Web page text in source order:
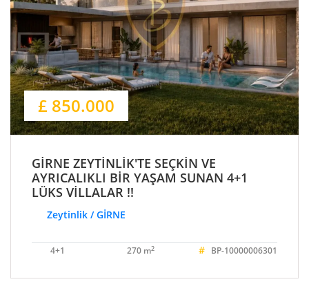
£ 850.000
GİRNE ZEYTİNLİK'TE SEÇKİN VE
AYRICALIKLI BİR YAŞAM SUNAN 4+1
LÜKS VİLLALAR !!
Zeytinlik / GİRNE
4+1 270 m2 # BP-10000006301